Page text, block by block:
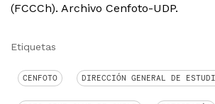
(FCCCh). Archivo Cenfoto-UDP.
Etiquetas
CENFOTO DIRECCIÓN GENERAL DE